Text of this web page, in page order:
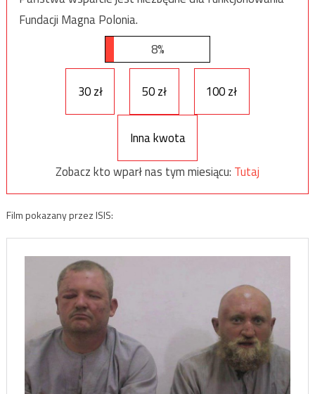
Fundacji Magna Polonia.
8%
30 zł 50 zł 100 zł
Inna kwota
Zobacz kto wparł nas tym miesiącu: Tutaj
Film pokazany przez ISIS: